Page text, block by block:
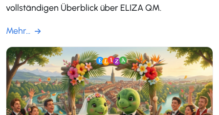
vollständigen Überblick über ELIZA QM.
Mehr...